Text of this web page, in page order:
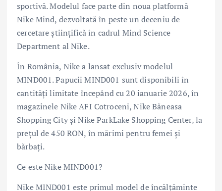
sportivă. Modelul face parte din noua platformă
Nike Mind, dezvoltată în peste un deceniu de
cercetare științifică în cadrul Mind Science
Department al Nike.
În România, Nike a lansat exclusiv modelul
MIND001. Papucii MIND001 sunt disponibili în
cantități limitate începând cu 20 ianuarie 2026, în
magazinele Nike AFI Cotroceni, Nike Băneasa
Shopping City și Nike ParkLake Shopping Center, la
prețul de 450 RON, în mărimi pentru femei și
bărbați.
Ce este Nike MIND001?
Nike MIND001 este primul model de încălțăminte